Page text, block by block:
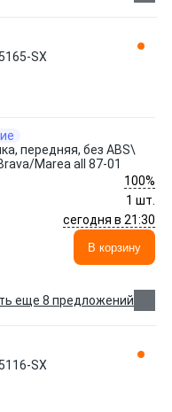
SX
передняя, без ABS\
Marea all 87-01
100%
1 шт.
сегодня в 21:30
В корзину
еще 8 предложений
SX